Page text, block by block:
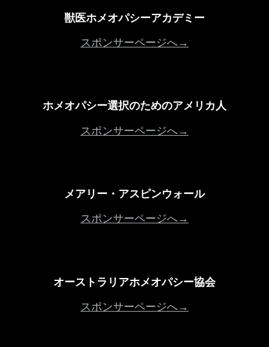
獣医ホメオパシーアカデミー
スポンサーページへ→
ホメオパシー選択のためのアメリカ人
スポンサーページへ→
メアリー・アスピンウォール
スポンサーページへ→
オーストラリアホメオパシー協会
スポンサーページへ→